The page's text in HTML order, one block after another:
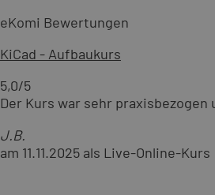
eKomi Bewertungen
KiCad - Aufbaukurs
5,0/5
Der Kurs war sehr
J.B.
am 11.11.2025 als Live-Online-Kurs